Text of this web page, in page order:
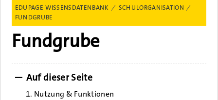
EDUPAGE-WISSENSDATENBANK
SCHULORGANISATION
FUNDGRUBE
Fundgrube
Auf dieser Seite
1. Nutzung & Funktionen